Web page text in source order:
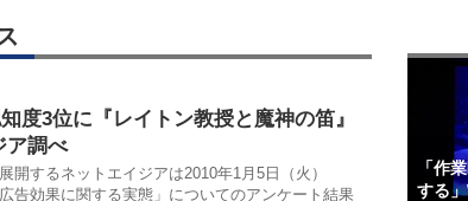
度3位に『レイトン教授と魔神の笛』
ア調べ
開するネットエイジアは2010年1月5日（火）
告効果に関する実態」についてのアンケート結果
「作
する